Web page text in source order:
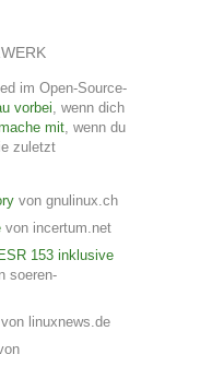
im Open-Source-
vorbei, wenn dich
mit, wenn du
zuletzt
von gnulinux.ch
von incertum.net
153 inklusive
soeren-
linuxnews.de